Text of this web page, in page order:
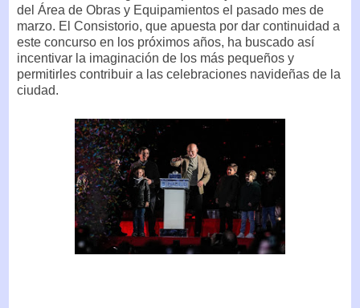
del Área de Obras y Equipamientos el pasado mes de
marzo. El Consistorio, que apuesta por dar continuidad a
este concurso en los próximos años, ha buscado así
incentivar la imaginación de los más pequeños y
permitirles contribuir a las celebraciones navideñas de la
ciudad.